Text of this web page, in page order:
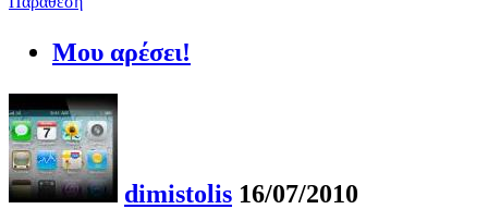
Μου αρέσει!
dimistolis 16/07/2010